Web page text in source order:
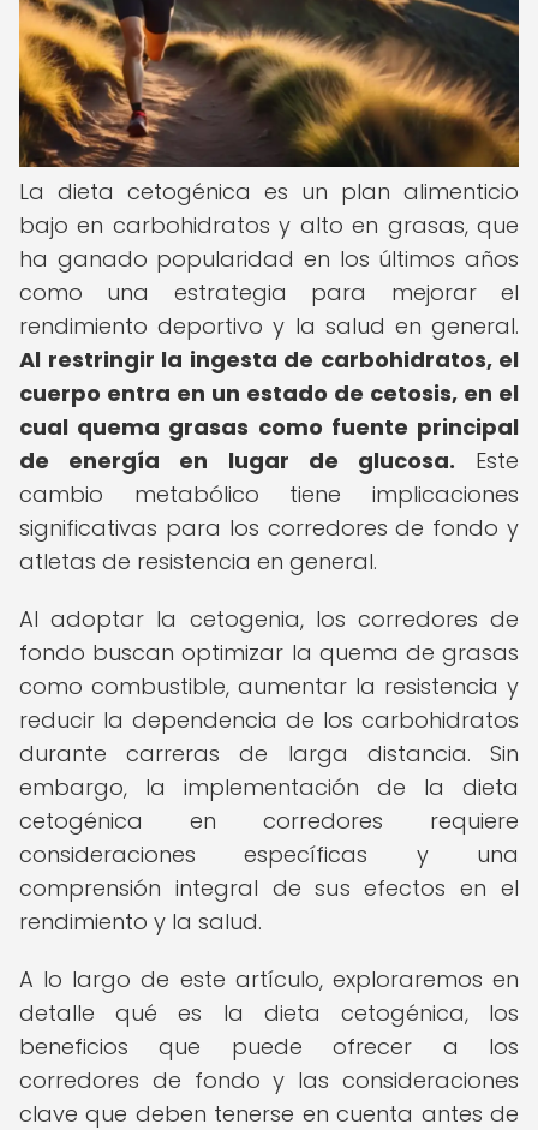
La dieta cetogénica es un plan alimenticio
bajo en carbohidratos y alto en grasas, que
ha ganado popularidad en los últimos años
como una estrategia para mejorar el
rendimiento deportivo y la salud en general.
Al restringir la ingesta de carbohidratos, el
cuerpo entra en un estado de cetosis, en el
cual quema grasas como fuente principal
de energía en lugar de glucosa. Este
cambio metabólico tiene implicaciones
significativas para los corredores de fondo y
atletas de resistencia en general.
Al adoptar la cetogenia, los corredores de
fondo buscan optimizar la quema de grasas
como combustible, aumentar la resistencia y
reducir la dependencia de los carbohidratos
durante carreras de larga distancia. Sin
embargo, la implementación de la dieta
cetogénica en corredores requiere
consideraciones específicas y una
comprensión integral de sus efectos en el
rendimiento y la salud.
A lo largo de este artículo, exploraremos en
detalle qué es la dieta cetogénica, los
beneficios que puede ofrecer a los
corredores de fondo y las consideraciones
clave que deben tenerse en cuenta antes de